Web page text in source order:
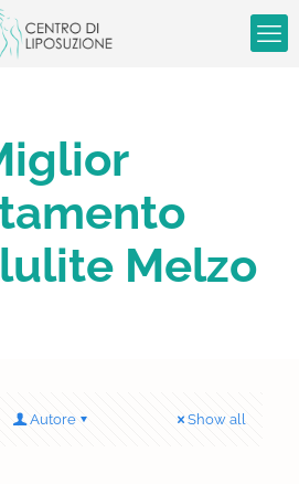
Melzo
Autore Show all